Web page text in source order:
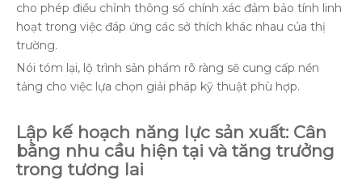
cho phép điều chỉnh thông số chính xác đảm bảo tính linh
hoạt trong việc đáp ứng các sở thích khác nhau của thị
trường.
Nói tóm lại, lộ trình sản phẩm rõ ràng sẽ cung cấp nền
tảng cho việc lựa chọn giải pháp kỹ thuật phù hợp.
Lập kế hoạch năng lực sản xuất: Cân
bằng nhu cầu hiện tại và tăng trưởng
trong tương lai